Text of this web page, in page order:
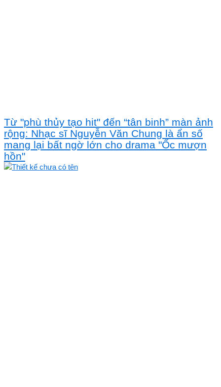
Từ "phù thủy tạo hit" đến “tân binh” màn ảnh
rộng: Nhạc sĩ Nguyễn Văn Chung là ẩn số
mang lại bất ngờ lớn cho drama "Ốc mượn
hồn"